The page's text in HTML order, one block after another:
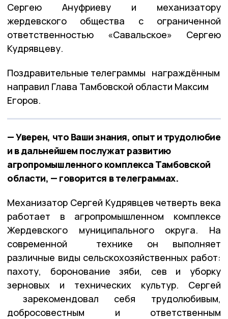
Сергею Ануфриеву и механизатору
жердевского общества с ограниченной
ответственностью «Савальское» Сергею
Кудрявцеву.
Поздравительные телеграммы награждённым
направил Глава Тамбовской области Максим
Егоров.
— Уверен, что Ваши знания, опыт и трудолюбие
и в дальнейшем послужат развитию
агропромышленного комплекса Тамбовской
области, — говорится в телеграммах.
Механизатор Сергей Кудрявцев четверть века
работает в агропромышленном комплексе
Жердевского муниципального округа. На
современной технике он выполняет
различные виды сельскохозяйственных работ:
пахоту, боронование зяби, сев и уборку
зерновых и технических культур. Сергей
зарекомендовал себя трудолюбивым,
добросовестным и ответственным